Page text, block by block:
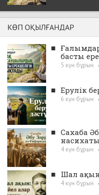
КӨП ОҚЫЛҒАНДАР
■
басты
5 күн бұрын
■ Ерулік
6 күн бұрын
■ Сахаба
насихаты
4 күн бұрын
■ Шал
4 күн бұрын